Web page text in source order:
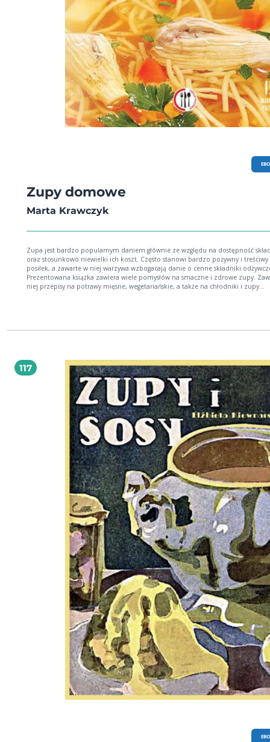
Zupy domowe
Marta Krawczyk
Zupa jest bardzo popularnym daniem głównie ze względu na dostępność
oraz stosunkowo niewielki ich koszt. Często stanowi bardzo pożywny i treściwy
posiłek, a zawarte w niej warzywa wzbogacają danie o cenne składniki
Prezentowana książka zawiera wiele pomysłów na smaczne i zdrowe zupy.
niej przepisy na potrawy mięsne, wegetariańskie, a także na chłodniki i zupy
117